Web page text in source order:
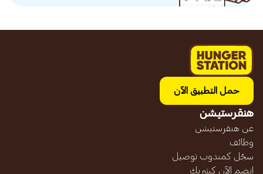
حمل التطبيق الآن
هنقرستيشن
عن هنقرستيشن
وظائف
سجّل كمندوب توصيل
انضم الآن كشريك